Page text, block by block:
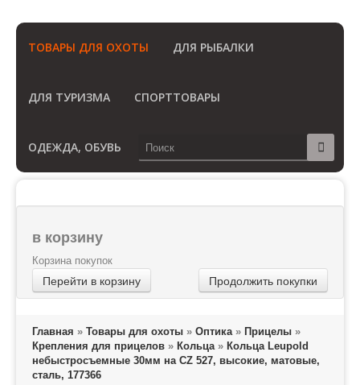
ТОВАРЫ ДЛЯ ОХОТЫ ДЛЯ РЫБАЛКИ
ДЛЯ ТУРИЗМА СПОРТТОВАРЫ
ОДЕЖДА, ОБУВЬ
в корзину
Корзина покупок
Перейти в корзину Продолжить покупки
Главная » Товары для охоты » Оптика» Прицелы »
Крепления для прицелов » Кольца» Кольца Leupold
небыстросъемные 30мм на CZ 527, высокие, матовые,
сталь, 177366